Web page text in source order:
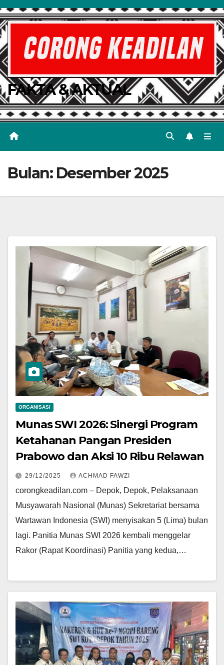
Skip
to
content
FAKTA & AKTUAL
Bulan: Desember 2025
ORGANISASI
Munas SWI 2026: Sinergi Program
Ketahanan Pangan Presiden
Prabowo dan Aksi 10 Ribu Relawan
29/12/2025 ACHMAD FAWZI
corongkeadilan.com – Depok, Depok, Pelaksanaan
Musyawarah Nasional (Munas) Sekretariat bersama
Wartawan Indonesia (SWI) menyisakan 5 (Lima) bulan
lagi. Panitia Munas SWI 2026 kembali menggelar
Rakor (Rapat Koordinasi) Panitia yang kedua,…